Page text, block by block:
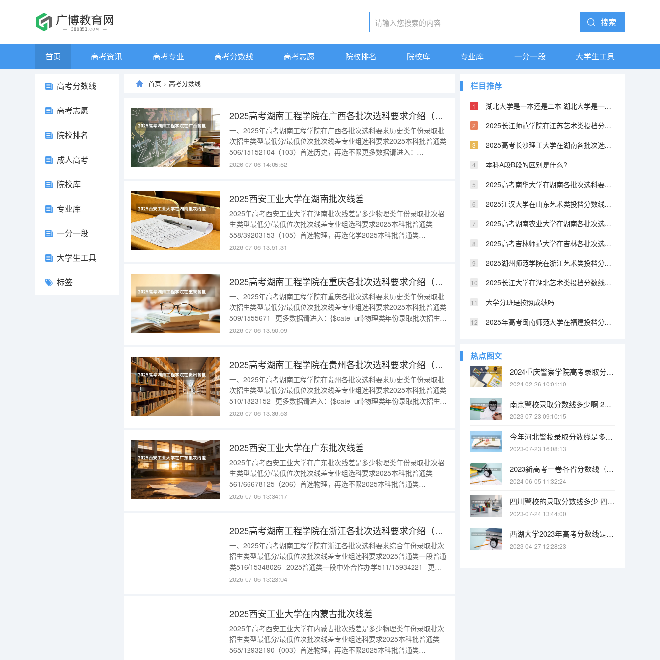
搜索
首页 高考资讯 高考专业 高考分数线 高考志愿 院校排名 院校库 专业库 一分一段 大学生工具
高考分数线
高考志愿
院校排名
成人高考
院校库
专业库
一分一段
大学生工具
标签
首页 > 高考分数线
2025高考湖南工程学院在广西各批次选科要求介绍（2026参考）
一、2025年高考湖南工程学院在广西各批次选科要求历史类年份录取批
次招生类型最低分/最低位次批次线差专业组选科要求2025本科批普通类
506/15152104（103）首选历史，再选不限更多数据请进入：
{$cate_url}物理类年份录取批次招生类型最低分/最低位次批次线差专业
2026-07-06 14:05:52
2025西安工业大学在湖南批次线差
2025年高考西安工业大学在湖南批次线差是多少物理类年份录取批次招
生类型最低分/最低位次批次线差专业组选科要求2025本科批普通类
558/39203153（105）首选物理，再选化学2025本科批普通类
552/43519147（104）首选物理，再选不限2025本科批中外合作办学或
2026-07-06 13:51:31
2025高考湖南工程学院在重庆各批次选科要求介绍（2026参考）
一、2025年高考湖南工程学院在重庆各批次选科要求历史类年份录取批
次招生类型最低分/最低位次批次线差专业组选科要求2025本科批普通类
509/1555671--更多数据请进入：{$cate_url}物理类年份录取批次招生类
型最低分/最低位次批次线差专业组选科要求2025本科批普通类
2026-07-06 13:50:09
2025高考湖南工程学院在贵州各批次选科要求介绍（2026参考）
一、2025年高考湖南工程学院在贵州各批次选科要求历史类年份录取批
次招生类型最低分/最低位次批次线差专业组选科要求2025本科批普通类
510/1823152--更多数据请进入：{$cate_url}物理类年份录取批次招生类
型最低分/最低位次批次线差专业组选科要求2025本科批普通类
2026-07-06 13:36:53
2025西安工业大学在广东批次线差
2025年高考西安工业大学在广东批次线差是多少物理类年份录取批次招
生类型最低分/最低位次批次线差专业组选科要求2025本科批普通类
561/66678125（206）首选物理，再选不限2025本科批普通类
559/68829123（207）首选物理，再选化学2025本科批中外合作办学
2026-07-06 13:34:17
2025高考湖南工程学院在浙江各批次选科要求介绍（2026参考）
一、2025年高考湖南工程学院在浙江各批次选科要求综合年份录取批次
招生类型最低分/最低位次批次线差专业组选科要求2025普通类一段普通
类516/15348026--2025普通类一段中外合作办学511/15934221--更多
数据请进入：{$cate_url}
2026-07-06 13:23:04
2025西安工业大学在内蒙古批次线差
2025年高考西安工业大学在内蒙古批次线差是多少物理类年份录取批次
招生类型最低分/最低位次批次线差专业组选科要求2025本科批普通类
565/12932190（003）首选物理，再选不限2025本科批普通类
栏目推荐
湖北大学是一本还是二本 湖北大学是一本还是二本
2025长江师范学院在江苏艺术类投档分数线（2026年参考）
2025高考长沙理工大学在湖南各批次选科要求介绍（2026参考）
本科A段B段的区别是什么?
2025高考南华大学在湖南各批次选科要求介绍（2026参考）
2025江汉大学在山东艺术类投档分数线（2026年参考）
2025高考湖南农业大学在湖南各批次选科要求介绍（2026参考）
2025高考吉林师范大学在吉林各批次选科要求介绍（2026参考）
2025湖州师范学院在浙江艺术类投档分数线（2026年参考）
2025长江大学在湖北艺术类投档分数线（2026年参考）
大学分班是按照成绩吗
2025年高考闽南师范大学在福建投档分数线（2026参考）
热点图文
2024重庆警察学院高考录取分数线
2024-02-26 10:01:10
南京警校录取分数线多少啊 2023年各省高考警察院校录取分数线一览表
2023-07-23 09:10:15
今年河北警校录取分数线是多少 2023年河北警校录取分数线是多少?
2023-07-23 16:08:13
2023新高考一卷各省分数线（历年高考分数线）
2024-06-05 11:32:24
四川警校的录取分数线多少 四川泸州警察学院录取分数线是多少？
2023-07-24 13:44:00
西湖大学2023年高考分数线是多少 西湖大学历年分数线参考一览表
2023-04-27 12:28:23